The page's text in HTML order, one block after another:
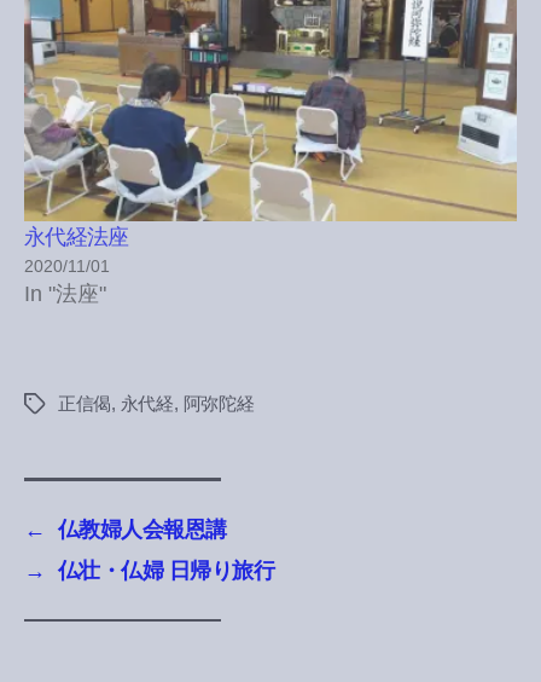
永代経法座
2020/11/01
In "法座"
Tags 正信偈, 永代経, 阿弥陀経
←
仏教婦人会報恩講
→
仏壮・仏婦 日帰り旅行